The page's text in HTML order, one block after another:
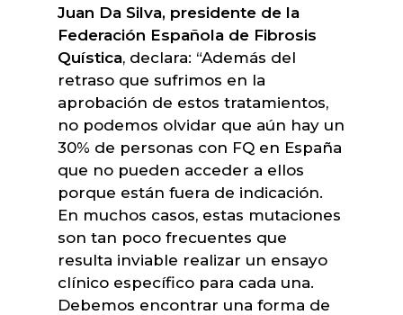
Juan Da Silva, presidente de la
Federación Española de Fibrosis
Quística, declara: “Además del
retraso que sufrimos en la
aprobación de estos tratamientos,
no podemos olvidar que aún hay un
30% de personas con FQ en España
que no pueden acceder a ellos
porque están fuera de indicación.
En muchos casos, estas mutaciones
son tan poco frecuentes que
resulta inviable realizar un ensayo
clínico específico para cada una.
Debemos encontrar una forma de